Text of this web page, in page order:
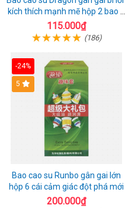
kích thích mạnh mẽ hộp 2 bao +
1 riêng
115.000₫
(186)
-24%
Hot
5
Bao cao su Runbo gân gai lớn
hộp 6 cái cảm giác đột phá mới
200.000₫